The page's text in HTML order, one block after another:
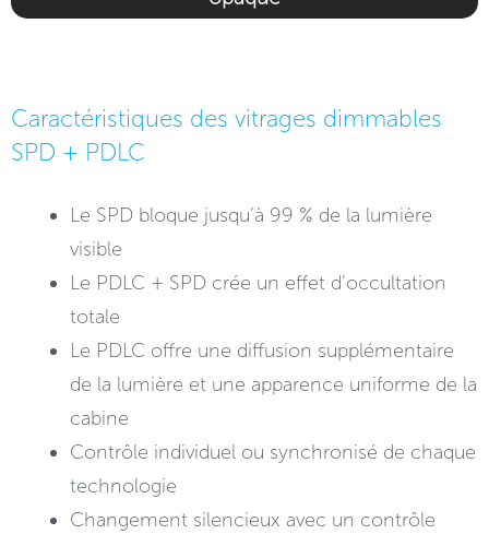
Caractéristiques des vitrages dimmables
SPD + PDLC
Le SPD bloque jusqu’à 99 % de la lumière
visible
Le PDLC + SPD crée un effet d’occultation
totale
Le PDLC offre une diffusion supplémentaire
de la lumière et une apparence uniforme de la
cabine
Contrôle individuel ou synchronisé de chaque
technologie
Changement silencieux avec un contrôle